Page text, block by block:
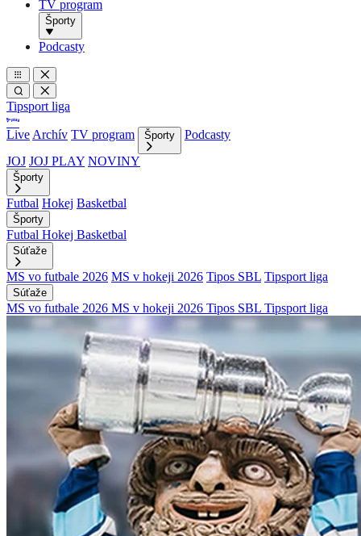
TV program
Športy
Podcasty
Tipsport liga
Live Archív TV program Športy
Podcasty
JOJ JOJ PLAY NOVINY
Športy
Futbal Hokej Basketbal
Športy
Futbal Hokej Basketbal
Súťaže
MS vo futbale 2026 MS v hokeji 2026 Tipos SBL Tipsport liga
Súťaže
MS vo futbale 2026 MS v hokeji 2026 Tipos SBL Tipsport liga